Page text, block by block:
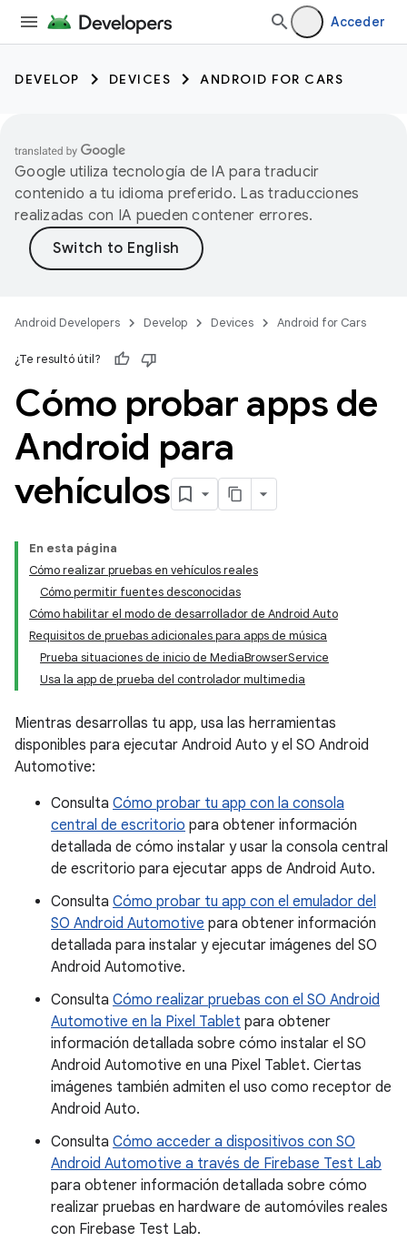
Acceder
DEVELOP DEVICES ANDROID FOR CARS
Google utiliza tecnología de IA para traducir
contenido a tu idioma preferido. Las traducciones
realizadas con IA pueden contener errores.
Android Developers Develop Devices Android for Cars
¿Te resultó útil?
Cómo probar apps de
Android para
vehículos
En esta página
Cómo realizar pruebas en vehículos reales
Cómo permitir fuentes desconocidas
Cómo habilitar el modo de desarrollador de Android Auto
Requisitos de pruebas adicionales para apps de música
Prueba situaciones de inicio de MediaBrowserService
Usa la app de prueba del controlador multimedia
Mientras desarrollas tu app, usa las herramientas
disponibles para ejecutar Android Auto y el SO Android
Automotive:
Consulta Cómo probar tu app con la consola
central de escritorio para obtener información
detallada de cómo instalar y usar la consola central
de escritorio para ejecutar apps de Android Auto.
Consulta Cómo probar tu app con el emulador del
SO Android Automotive para obtener información
detallada para instalar y ejecutar imágenes del SO
Android Automotive.
Consulta Cómo realizar pruebas con el SO Android
Automotive en la Pixel Tablet para obtener
información detallada sobre cómo instalar el SO
Android Automotive en una Pixel Tablet. Ciertas
imágenes también admiten el uso como receptor de
Android Auto.
Consulta Cómo acceder a dispositivos con SO
Android Automotive a través de Firebase Test Lab
para obtener información detallada sobre cómo
realizar pruebas en hardware de automóviles reales
con Firebase Test Lab.